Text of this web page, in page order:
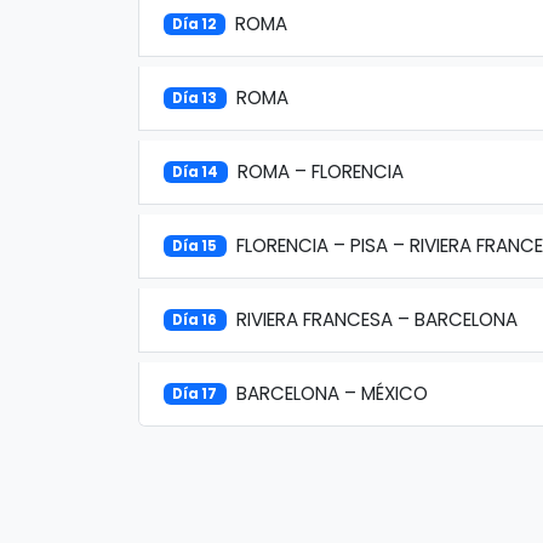
Día 12 ROMA
Día 13 ROMA
Día 14 ROMA – FLORENCIA
Día 15 FLORENCIA – PISA – RIVIERA
Día 16 RIVIERA FRANCESA – BARCELONA
Día 17 BARCELONA – MÉXICO